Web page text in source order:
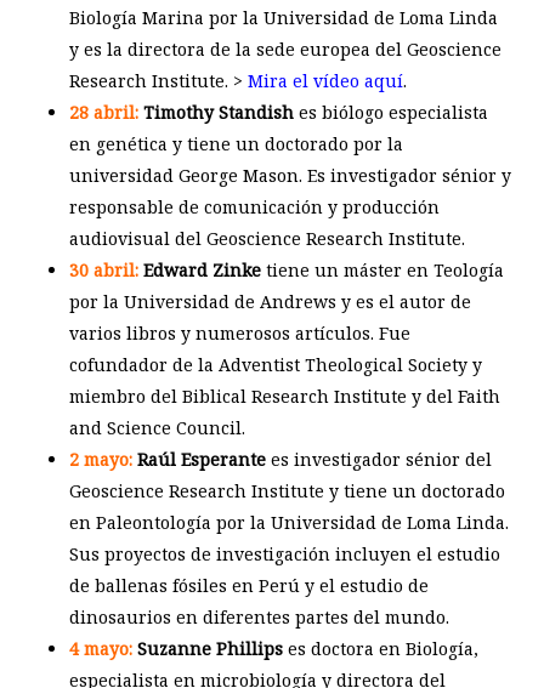
Biología Marina por la Universidad de Loma Linda
y es la directora de la sede europea del Geoscience
Research Institute. > Mira el vídeo aquí.
28 abril:Timothy Standishes biólogo especialista
en genética y tiene un doctorado por la
universidad George Mason. Es investigador sénior y
responsable de comunicación y producción
audiovisual del Geoscience Research Institute.
30 abril:Edward Zinketiene un máster en Teología
por la Universidad de Andrews y es el autor de
varios libros y numerosos artículos. Fue
cofundador de la Adventist Theological Society y
miembro del Biblical Research Institute y del Faith
and Science Council.
2 mayo:Raúl Esperantees investigador sénior del
Geoscience Research Institute y tiene un doctorado
en Paleontología por la Universidad de Loma Linda.
Sus proyectos de investigación incluyen el estudio
de ballenas fósiles en Perú y el estudio de
dinosaurios en diferentes partes del mundo.
4 mayo: Suzanne Phillipses doctora en Biología,
especialista en microbiología y directora del